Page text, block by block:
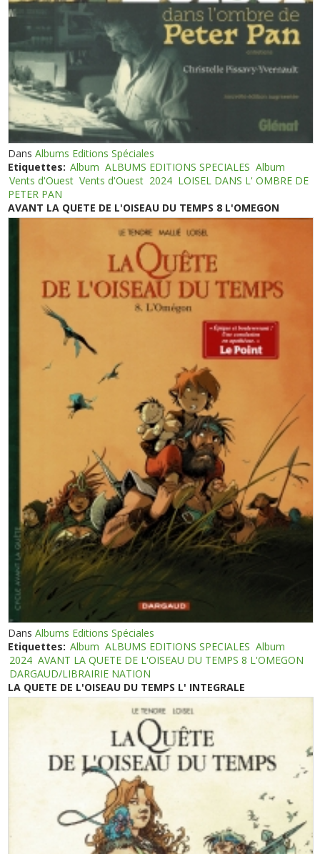
DansAlbums Editions Spéciales
Etiquettes: Album ALBUMS EDITIONS SPECIALES Album
Vents d'Ouest Vents d'Ouest 2024 LOISEL DANS L' OMBRE DE
PETER PAN
AVANT LA QUETE DE L'OISEAU DU TEMPS 8 L'OMEGON
DansAlbums Editions Spéciales
Etiquettes: Album ALBUMS EDITIONS SPECIALES Album
2024 AVANT LA QUETE DE L'OISEAU DU TEMPS 8 L'OMEGON
DARGAUD/LIBRAIRIE NATION
LA QUETE DE L'OISEAU DU TEMPS L' INTEGRALE